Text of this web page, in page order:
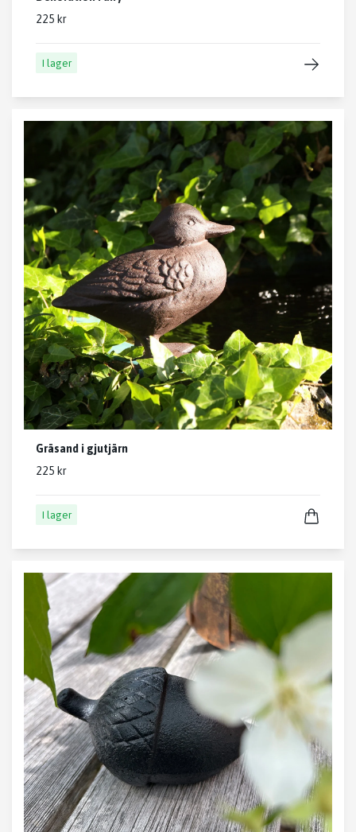
225 kr
I lager
Gräsand i gjutjärn
225 kr
I lager